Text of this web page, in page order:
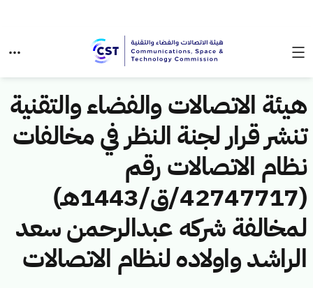
هيئة الاتصالات والفضاء والتقنية
تنشر قرار لجنة النظر في مخالفات
نظام الاتصالات رقم
(42747717/ق/1443هـ)
لمخالفة شركه عبدالرحمن سعد
الراشد واولاده لنظام الاتصالات